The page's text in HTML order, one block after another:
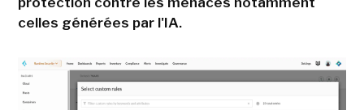
celles générées par l'IA.